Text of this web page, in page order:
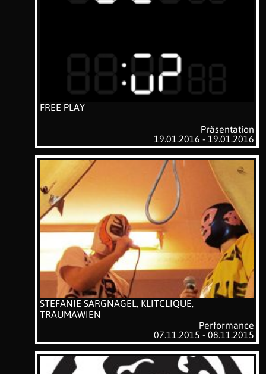
FREE PLAY
Präsentation
19.01.2016 - 19.01.2016
STEFANIE SARGNAGEL, KLITCLIQUE,
TRAUMAWIEN
Performance
07.11.2015 - 08.11.2015